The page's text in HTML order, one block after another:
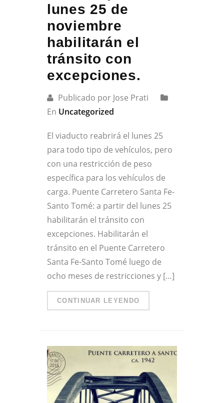
lunes 25 de
noviembre
habilitarán el
tránsito con
excepciones.
Publicado por Jose Prati
En Uncategorized
El viaducto reabrirá el lunes 25
para todo tipo de vehículos, pero
con una restricción de peso
específica para los vehículos de
carga. Puente Carretero Santa Fe-
Santo Tomé: a partir del lunes 25
habilitarán el tránsito con
excepciones. Habilitarán el
tránsito en el Puente Carretero
Santa Fe-Santo Tomé luego de
ocho meses de restricciones y […]
CONTINUAR LEYENDO